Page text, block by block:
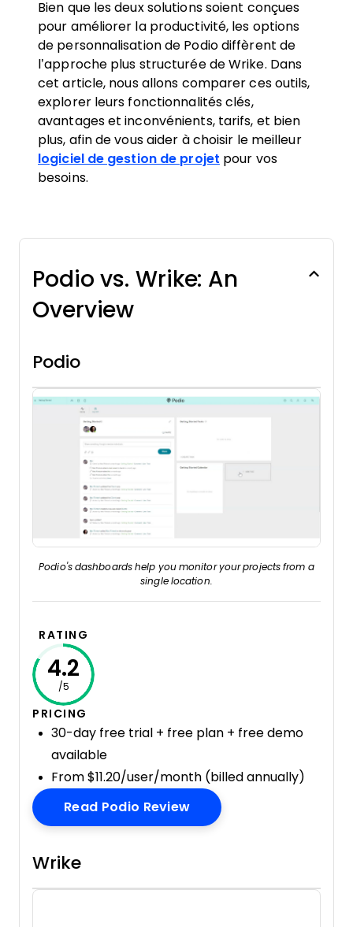
Bien que les deux solutions soient conçues
pour améliorer la productivité, les options
de personnalisation de Podio diffèrent de
l’approche plus structurée de Wrike. Dans
cet article, nous allons comparer ces outils,
explorer leurs fonctionnalités clés,
avantages et inconvénients, tarifs, et bien
plus, afin de vous aider à choisir le meilleur
logiciel de gestion de projet pour vos
besoins.
Podio vs. Wrike: An
Overview
Podio
Podio's dashboards help you monitor your projects from a
single location.
RATING
4.2
/5
PRICING
30-day free trial + free plan + free demo
available
From $11.20/user/month (billed annually)
Read Podio ReviewOpens New Window
Wrike